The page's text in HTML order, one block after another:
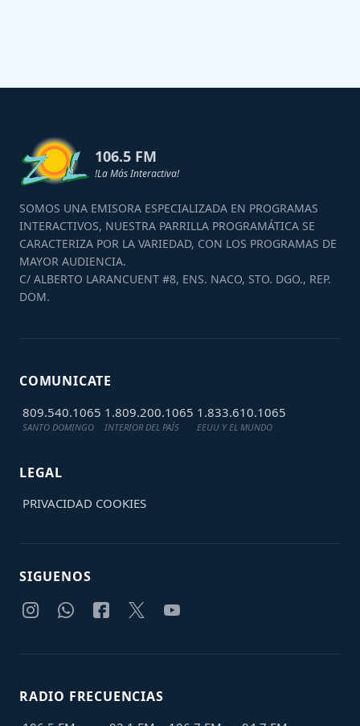
106.5 FM
!La Más Interactiva!
SOMOS UNA EMISORA ESPECIALIZADA EN PROGRAMAS
INTERACTIVOS, NUESTRA PARRILLA PROGRAMÁTICA SE
CARACTERIZA POR LA VARIEDAD, CON LOS PROGRAMAS DE
MAYOR AUDIENCIA.
C/ ALBERTO LARANCUENT #8, ENS. NACO, STO. DGO., REP.
DOM.
COMUNICATE
809.540.1065
SANTO DOMINGO
1.809.200.1065
INTERIOR DEL PAÍS
1.833.610.1065
EEUU Y EL MUNDO
LEGAL
PRIVACIDAD COOKIES
SIGUENOS
RADIO FRECUENCIAS